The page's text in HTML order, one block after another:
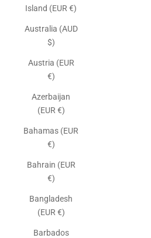
Island (EUR €)
Australia (AUD
$)
Austria (EUR
€)
Azerbaijan
(EUR €)
Bahamas (EUR
€)
Bahrain (EUR
€)
Bangladesh
(EUR €)
Barbados